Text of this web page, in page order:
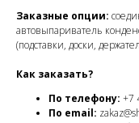
Заказные опции:
автовыпариватель
(подставки, доски,
Как заказать?
По телефону: +7
По email: